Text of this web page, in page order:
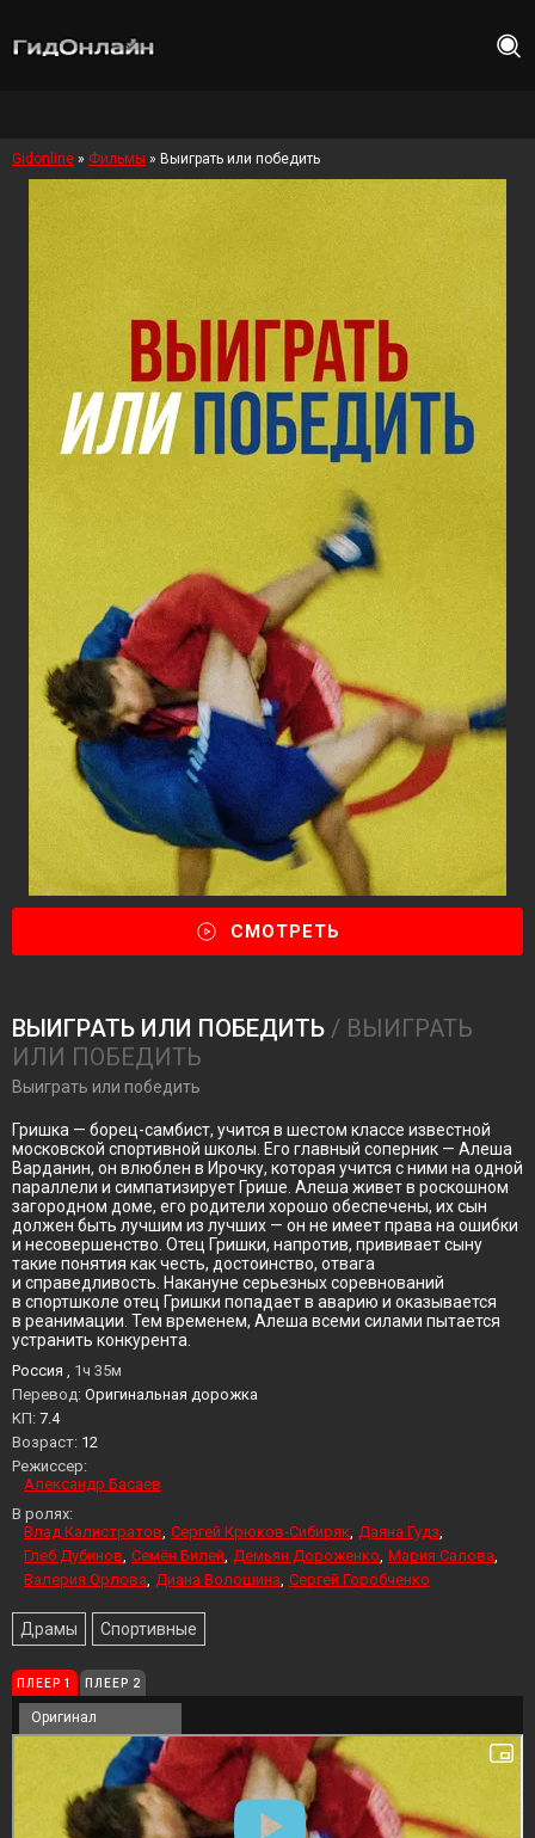
Gidonline » Фильмы » Выиграть или победить
СМОТРЕТЬ
ВЫИГРАТЬ ИЛИ ПОБЕДИТЬ / ВЫИГРАТЬ
ИЛИ ПОБЕДИТЬ
Выиграть или победить
Гришка — борец-самбист, учится в шестом классе известной
московской спортивной школы. Его главный соперник — Алеша
Варданин, он влюблен в Ирочку, которая учится с ними на одной
параллели и симпатизирует Грише. Алеша живет в роскошном
загородном доме, его родители хорошо обеспечены, их сын
должен быть лучшим из лучших — он не имеет права на ошибки
и несовершенство. Отец Гришки, напротив, прививает сыну
такие понятия как честь, достоинство, отвага
и справедливость. Накануне серьезных соревнований
в спортшколе отец Гришки попадает в аварию и оказывается
в реанимации. Тем временем, Алеша всеми силами пытается
устранить конкурента.
Россия , 1ч 35м
Перевод: Оригинальная дорожка
KП: 7.4
Возраст: 12
Режиссер:
Александр Басаев
В ролях:
Влад Калистратов Сергей Крюков-Сибиряк Даяна Гудз
Глеб Дубинов Семён Билей Демьян Дороженко Мария Салова
Валерия Орлова Диана Волошина Сергей Горобченко
Драмы Спортивные
ПЛЕЕР 1 ПЛЕЕР 2
Оригинал